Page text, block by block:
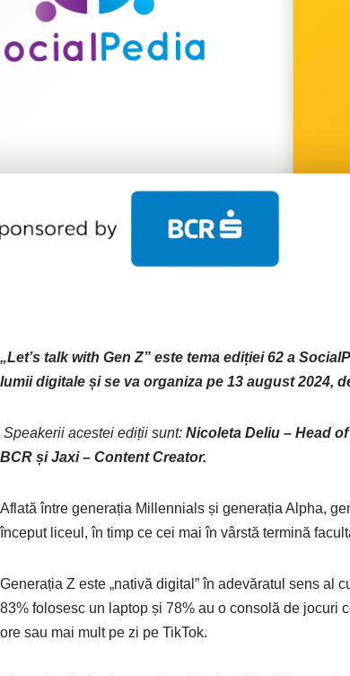
„Let’s talk with Gen Z” este tema ediției 62 a
lumii digitale și se va organiza pe 13 august 2024,
Speakerii acestei ediții sunt: Nicoleta Deliu – Head
BCR și Jaxi – Content Creator.
Aflată între generația Millennials și generația Alpha,
început liceul, în timp ce cei mai în vârstă termină
Generația Z este „nativă digital” în adevăratul sens al
83% folosesc un laptop și 78% au o consolă de jocuri
ore sau mai mult pe zi pe TikTok.